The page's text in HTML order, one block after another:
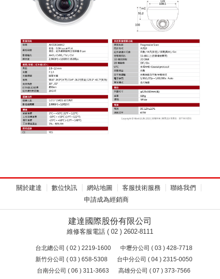
關於建達 數位快訊 網站地圖 客服技術服務
聯絡我們
申請成為經銷商
建達國際股份有限公司
維修客服電話 ( 02 ) 2602-8111
台北總公司 ( 02 ) 2219-1600
中壢分公司 ( 03 ) 428-7718
新竹分公司 ( 03 ) 658-5308
台中分公司 ( 04 ) 2315-0050
台南分公司 ( 06 ) 311-3663
高雄分公司 ( 07 ) 373-7566